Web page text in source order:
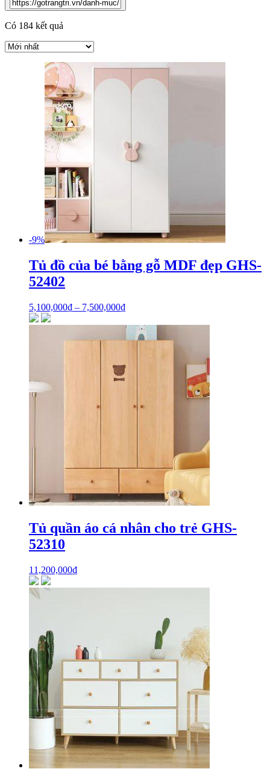
Có 184 kết quả
-9%
Tủ đồ của bé bằng gỗ MDF đẹp GHS-
52402
5,100,000₫ – 7,500,000₫
Tủ quần áo cá nhân cho trẻ GHS-
52310
11,200,000₫